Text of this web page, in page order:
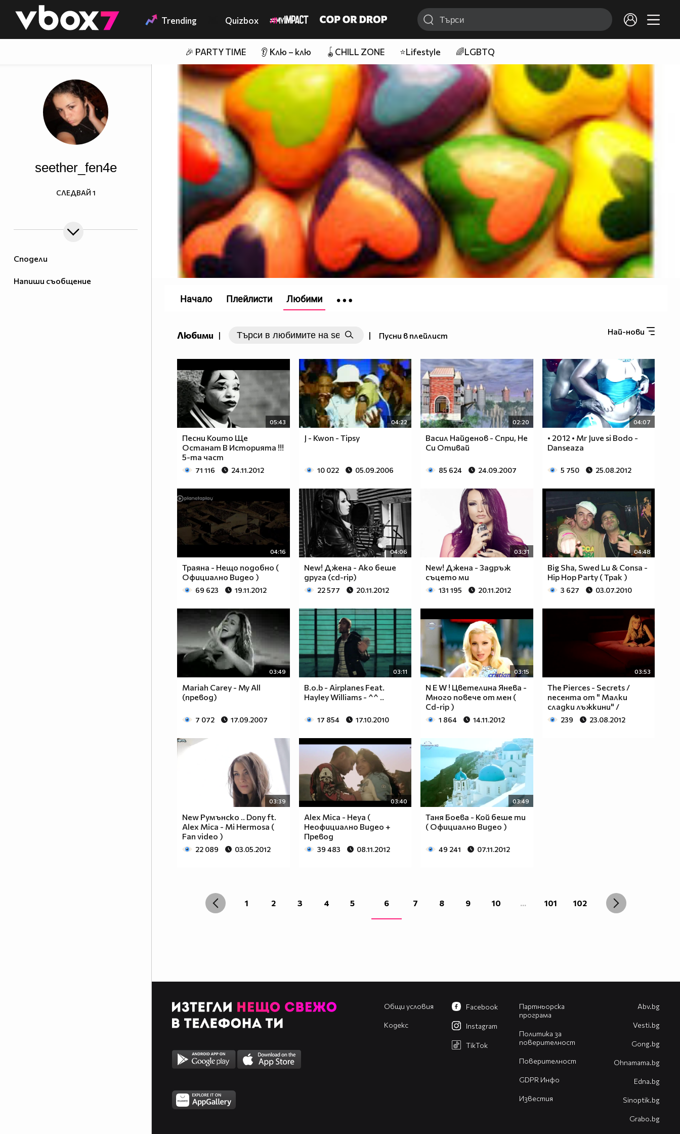
👾 Trending Quizbox
🎉 PARTY TIME 👂 Клю – клю 🪀CHILL ZONE ⭐Lifestyle 🌈LGBTQ
Сподели
Напиши съобщение
seether_fen4e
СЛЕДВАЙ 1
Любими | | Пусни в плейлист Най-нови
05:43
Песни Които Ще
Останат В Историята !!!
5-та част
71 116 24.11.2012
04:22
J - Kwon - Tipsy
10 022 05.09.2006
02:20
Васил Найденов - Спри, Не
Си Отивай
85 624 24.09.2007
04:07
• 2012 • Mr Juve si Bodo -
Danseaza
5 750 25.08.2012
04:16
Траяна - Нещо подобно (
Официално Видео )
69 623 19.11.2012
04:06
New! Джена - Ако беше
друга (cd-rip)
22 577 20.11.2012
03:31
New! Джена - Задръж
съцето ми
131 195 20.11.2012
04:48
Big Sha, Swed Lu & Consa -
Hip Hop Party ( Трак )
3 627 03.07.2010
03:49
Mariah Carey - My All
(превод)
7 072 17.09.2007
03:11
B.o.b - Airplanes Feat.
Hayley Williams - ^^ ..
17 854 17.10.2010
03:15
N E W ! Цветелина Янева -
Много повече от мен (
Cd-rip )
1 864 14.11.2012
03:53
The Pierces - Secrets /
песента от " Малки
сладки лъжкини" /
239 23.08.2012
03:39
New Румънско .. Dony ft.
Alex Mica - Mi Hermosa (
Fan video )
22 089 03.05.2012
03:40
Alex Mica - Heya (
Неофициално Видео +
Превод
39 483 08.11.2012
03:49
Таня Боева - Кой беше ти
( Официално Видео )
49 241 07.11.2012
1 2 3 4 5 6 7 8 9 10 ... 101 102
Начало Плейлисти Любими
Общи условия
Кодекс
Партньорска
програма
Политика за
поверителност
Поверителност
GDPR Инфо
Известия
Facebook
Instagram
TikTok
Abv.bg
Vesti.bg
Gong.bg
Оhnamama.bg
Edna.bg
Sinoptik.bg
Grabo.bg